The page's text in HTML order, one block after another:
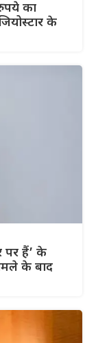
का
के
पर हैं’ के
के बाद